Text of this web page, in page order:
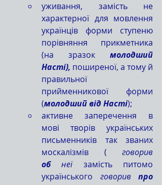
уживання, замість не
характерної для мовлення
українців форми ступеню
порівняння прикметника
(на зразок молодший
Насті), поширеної, а тому й
правильної
прийменникової форми
(молодший від Насті);
активне заперечення в
мові творів українських
письменників так званих
москалізмів (
об неї замість питомо
українського говорив про